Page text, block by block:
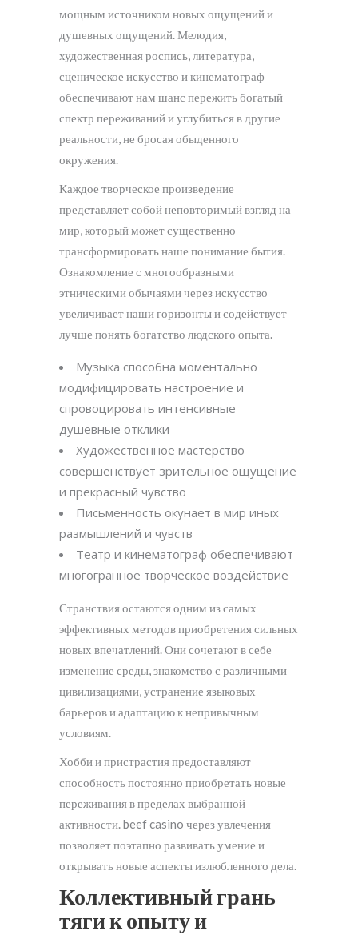
мощным источником новых ощущений и
душевных ощущений. Мелодия,
художественная роспись, литература,
сценическое искусство и кинематограф
обеспечивают нам шанс пережить богатый
спектр переживаний и углубиться в другие
реальности, не бросая обыденного
окружения.
Каждое творческое произведение
представляет собой неповторимый взгляд на
мир, который может существенно
трансформировать наше понимание бытия.
Ознакомление с многообразными
этническими обычаями через искусство
увеличивает наши горизонты и содействует
лучше понять богатство людского опыта.
Музыка способна моментально
модифицировать настроение и
спровоцировать интенсивные
душевные отклики
Художественное мастерство
совершенствует зрительное ощущение
и прекрасный чувство
Письменность окунает в мир иных
размышлений и чувств
Театр и кинематограф обеспечивают
многогранное творческое воздействие
Странствия остаются одним из самых
эффективных методов приобретения сильных
новых впечатлений. Они сочетают в себе
изменение среды, знакомство с различными
цивилизациями, устранение языковых
барьеров и адаптацию к непривычным
условиям.
Хобби и пристрастия предоставляют
способность постоянно приобретать новые
переживания в пределах выбранной
активности. beef casino через увлечения
позволяет поэтапно развивать умение и
открывать новые аспекты излюбленного дела.
Коллективный грань
тяги к опыту и